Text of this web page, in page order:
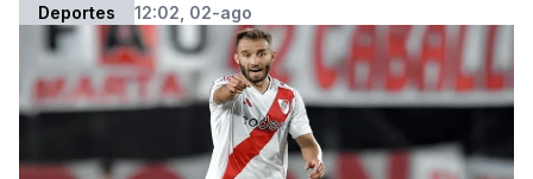
Deportes 12:02, 02-ago